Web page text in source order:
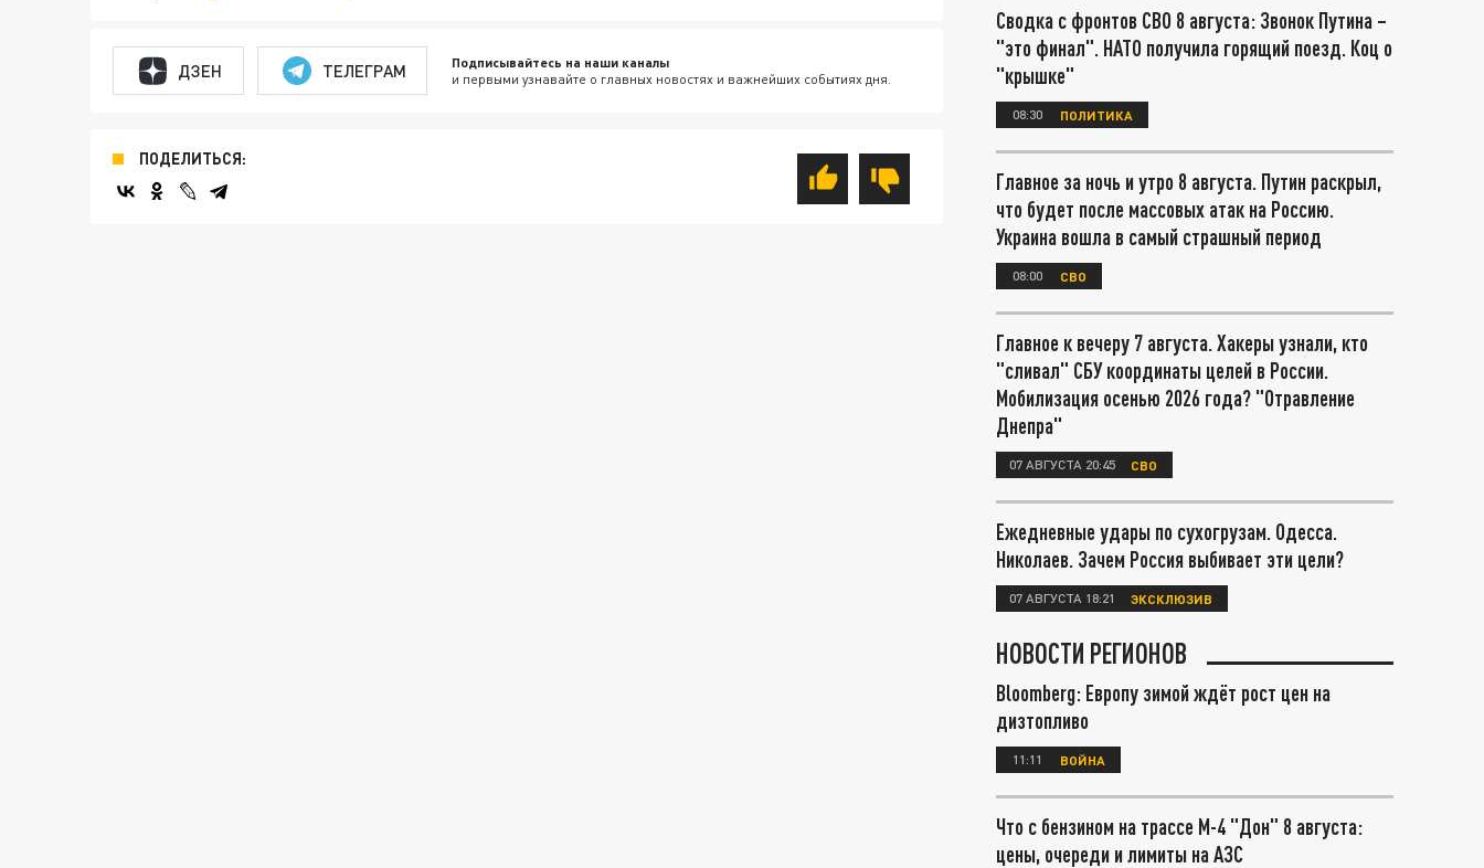
ДЗЕН ТЕЛЕГРАМ Подписывайтесь на наши каналы
и первыми узнавайте о главных новостях и важнейших событиях дня.
ПОДЕЛИТЬСЯ:
Сводка с фронтов СВО 8 августа: Звонок Путина –
"это финал". НАТО получила горящий поезд. Коц о
"крышке"
08:30 ПОЛИТИКА
Главное за ночь и утро 8 августа. Путин раскрыл,
что будет после массовых атак на Россию.
Украина вошла в самый страшный период
08:00 СВО
Главное к вечеру 7 августа. Хакеры узнали, кто
"сливал" СБУ координаты целей в России.
Мобилизация осенью 2026 года? "Отравление
Днепра"
07 АВГУСТА 20:45 СВО
Ежедневные удары по сухогрузам. Одесса.
Николаев. Зачем Россия выбивает эти цели?
07 АВГУСТА 18:21 ЭКСКЛЮЗИВ
НОВОСТИ РЕГИОНОВ
Bloomberg: Европу зимой ждёт рост цен на
дизтопливо
11:11 ВОЙНА
Что с бензином на трассе М-4 "Дон" 8 августа:
цены, очереди и лимиты на АЗС